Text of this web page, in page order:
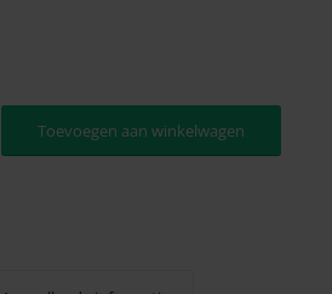
Toevoegen aan winkelwagen